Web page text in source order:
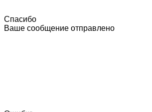
Спасибо
Ваше сообщение отправлено